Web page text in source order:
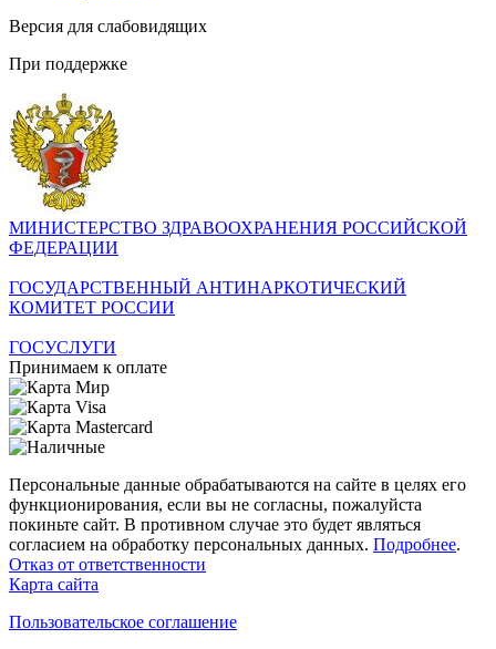
Версия для слабовидящих
При поддержке
МИНИСТЕРСТВО ЗДРАВООХРАНЕНИЯ РОССИЙСКОЙ
ФЕДЕРАЦИИ
ГОСУДАРСТВЕННЫЙ АНТИНАРКОТИЧЕСКИЙ
КОМИТЕТ РОССИИ
ГОСУСЛУГИ
Принимаем к оплате
Персональные данные обрабатываются на сайте в целях его
функционирования, если вы не согласны, пожалуйста
покиньте сайт. В противном случае это будет являться
согласием на обработку персональных данных. Подробнее.
Отказ от ответственности
Карта сайта
Пользовательское соглашение